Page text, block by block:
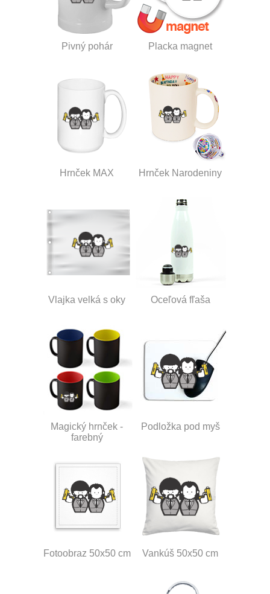
Pivný pohár Placka magnet
Hrnček MAX Hrnček Narodeniny
Vlajka velká s oky Oceľová fľaša
Magický hrnček -
farebný
Podložka pod myš
Fotoobraz 50x50 cm Vankúš 50x50 cm